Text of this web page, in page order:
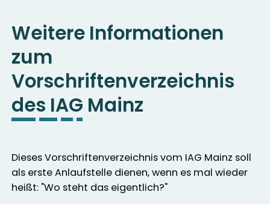
Weitere Informationen
zum
Vorschriftenverzeichnis
des IAG Mainz
Dieses Vorschriftenverzeichnis vom IAG Mainz soll
als erste Anlaufstelle dienen, wenn es mal wieder
heißt: "Wo steht das eigentlich?"